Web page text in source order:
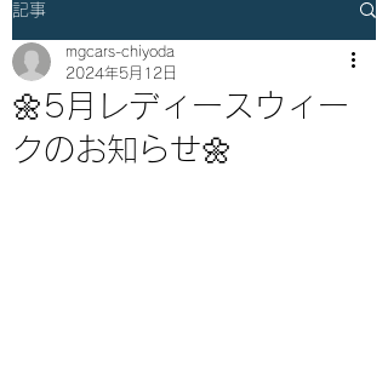
記事
🌼5月レディースウィー
クのお知らせ🌼
mgcars-chiyoda
2024年5月12日